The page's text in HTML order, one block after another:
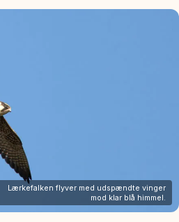
Lærkefalken flyver med udspændte vinger
mod klar blå himmel.